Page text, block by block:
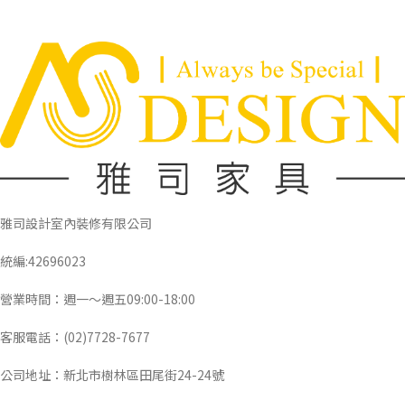
雅司設計室內裝修有限公司
統編:42696023
營業時間：週一～週五09:00-18:00
客服電話：(02)7728-7677
公司地址：新北市樹林區田尾街24-24號